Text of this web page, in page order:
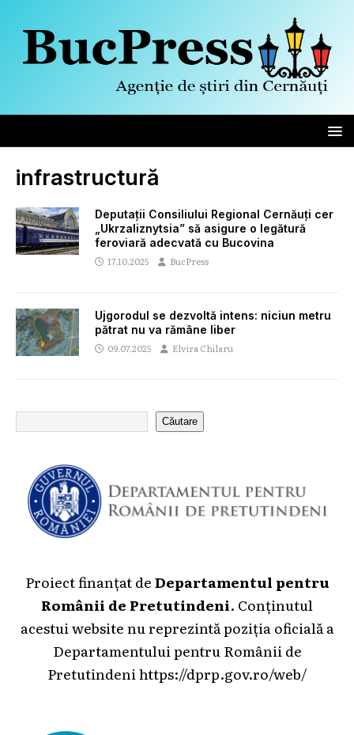
infrastructură
Deputații Consiliului Regional Cernăuți cer
„Ukrzaliznytsia” să asigure o legătură
feroviară adecvată cu Bucovina
17.10.2025 BucPress
Ujgorodul se dezvoltă intens: niciun metru
pătrat nu va rămâne liber
09.07.2025 Elvira Chilaru
Căutare
Proiect finanțat deDepartamentul pentru
Românii de Pretutindeni. Conținutul
acestui website nu reprezintă poziția oficială a
Departamentului pentru Românii de
Pretutindeni https://dprp.gov.ro/web/